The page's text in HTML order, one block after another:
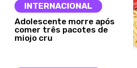
INTERNACIONAL
Adolescente morre após
comer três pacotes de
miojo cru